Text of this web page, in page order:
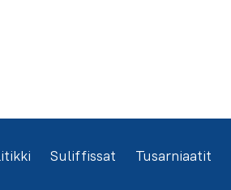
Suliffissat Tusarniaatit